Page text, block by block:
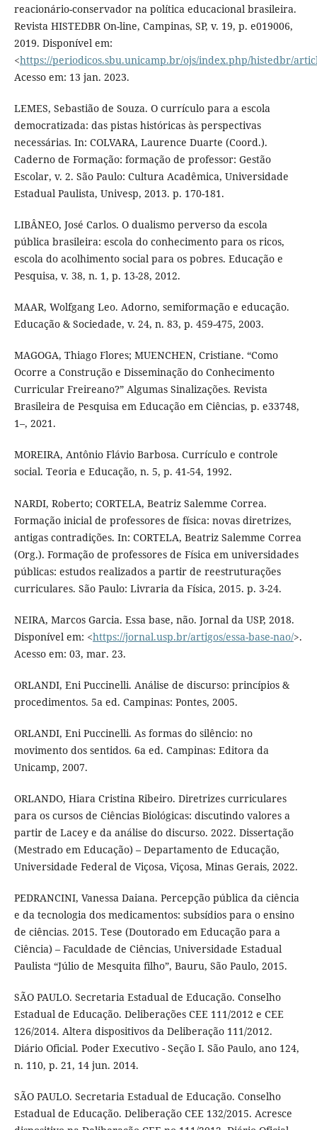
reacionário-conservador na política educacional brasileira.
Revista HISTEDBR On-line, Campinas, SP, v. 19, p. e019006,
2019. Disponível em:
<https://periodicos.sbu.unicamp.br/ojs/index.php/histedbr/
Acesso em: 13 jan. 2023.
LEMES, Sebastião de Souza. O currículo para a escola
democratizada: das pistas históricas às perspectivas
necessárias. In: COLVARA, Laurence Duarte (Coord.).
Caderno de Formação: formação de professor: Gestão
Escolar, v. 2. São Paulo: Cultura Acadêmica, Universidade
Estadual Paulista, Univesp, 2013. p. 170-181.
LIBÂNEO, José Carlos. O dualismo perverso da escola
pública brasileira: escola do conhecimento para os ricos,
escola do acolhimento social para os pobres. Educação e
Pesquisa, v. 38, n. 1, p. 13-28, 2012.
MAAR, Wolfgang Leo. Adorno, semiformação e educação.
Educação & Sociedade, v. 24, n. 83, p. 459-475, 2003.
MAGOGA, Thiago Flores; MUENCHEN, Cristiane. “Como
Ocorre a Construção e Disseminação do Conhecimento
Curricular Freireano?” Algumas Sinalizações. Revista
Brasileira de Pesquisa em Educação em Ciências, p. e33748,
1–, 2021.
MOREIRA, Antônio Flávio Barbosa. Currículo e controle
social. Teoria e Educação, n. 5, p. 41-54, 1992.
NARDI, Roberto; CORTELA, Beatriz Salemme Correa.
Formação inicial de professores de física: novas diretrizes,
antigas contradições. In: CORTELA, Beatriz Salemme Correa
(Org.). Formação de professores de Física em universidades
públicas: estudos realizados a partir de reestruturações
curriculares. São Paulo: Livraria da Física, 2015. p. 3-24.
NEIRA, Marcos Garcia. Essa base, não. Jornal da USP, 2018.
Disponível em: <https://jornal.usp.br/artigos/essa-base-nao/>.
Acesso em: 03, mar. 23.
ORLANDI, Eni Puccinelli. Análise de discurso: princípios &
procedimentos. 5a ed. Campinas: Pontes, 2005.
ORLANDI, Eni Puccinelli. As formas do silêncio: no
movimento dos sentidos. 6a ed. Campinas: Editora da
Unicamp, 2007.
ORLANDO, Hiara Cristina Ribeiro. Diretrizes curriculares
para os cursos de Ciências Biológicas: discutindo valores a
partir de Lacey e da análise do discurso. 2022. Dissertação
(Mestrado em Educação) – Departamento de Educação,
Universidade Federal de Viçosa, Viçosa, Minas Gerais, 2022.
PEDRANCINI, Vanessa Daiana. Percepção pública da ciência
e da tecnologia dos medicamentos: subsídios para o ensino
de ciências. 2015. Tese (Doutorado em Educação para a
Ciência) – Faculdade de Ciências, Universidade Estadual
Paulista “Júlio de Mesquita filho”, Bauru, São Paulo, 2015.
SÃO PAULO. Secretaria Estadual de Educação. Conselho
Estadual de Educação. Deliberações CEE 111/2012 e CEE
126/2014. Altera dispositivos da Deliberação 111/2012.
Diário Oficial. Poder Executivo - Seção I. São Paulo, ano 124,
n. 110, p. 21, 14 jun. 2014.
SÃO PAULO. Secretaria Estadual de Educação. Conselho
Estadual de Educação. Deliberação CEE 132/2015. Acresce